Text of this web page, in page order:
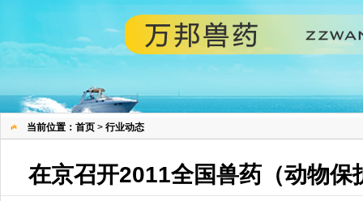
当前位置： 首页 > 行业动态
在京召开2011全国兽药（动物保